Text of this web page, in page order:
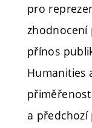
pro
zhodnocení
přínos
Humanities
a předchozí